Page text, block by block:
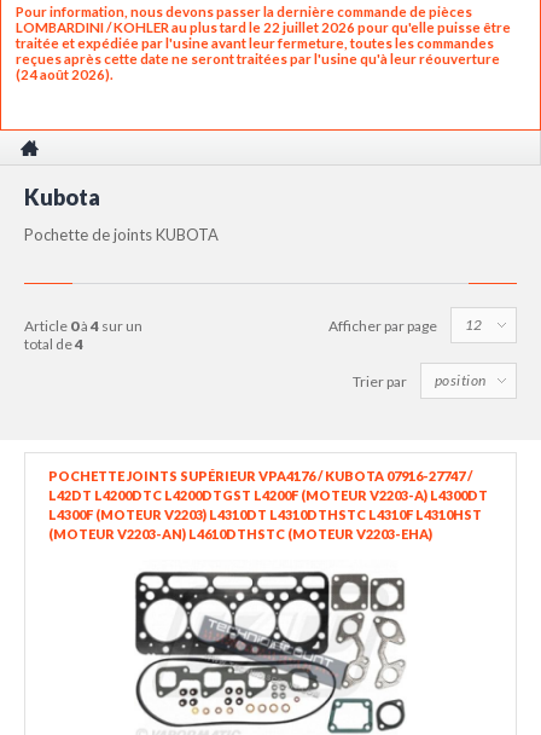
Pour information, nous devons passer la dernière commande de pièces
LOMBARDINI / KOHLER au plus tard le 22 juillet 2026 pour qu'elle puisse être
traitée et expédiée par l'usine avant leur fermeture, toutes les commandes
reçues après cette date ne seront traitées par l'usine qu'à leur réouverture
(24 août 2026).
Kubota
Pochette de joints KUBOTA
article 0à 4 sur un
total de4
Afficher par page
Trier par
POCHETTE JOINTS SUPÉRIEUR VPA4176 / KUBOTA 07916-27747 /
L42DT L4200DTC L4200DTGST L4200F (MOTEUR V2203-A) L4300DT
L4300F (MOTEUR V2203) L4310DT L4310DTHSTC L4310F L4310HST
(MOTEUR V2203-AN) L4610DTHSTC (MOTEUR V2203-EHA)